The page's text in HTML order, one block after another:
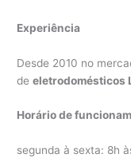
Experiência
Desde 2010 no
deeletrodomésticos
Horário de
segunda à sexta: 8h